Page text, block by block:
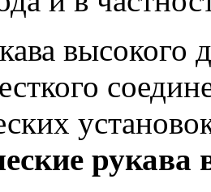
высокого